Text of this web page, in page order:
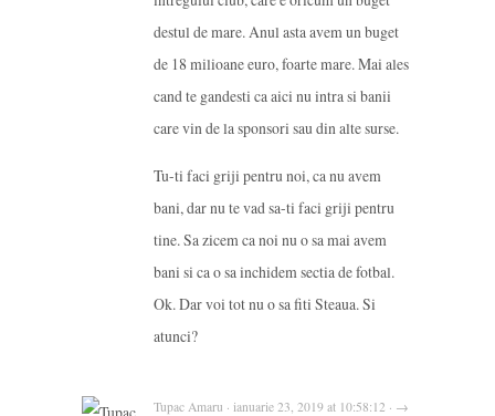
destul de mare. Anul asta avem un buget
de 18 milioane euro, foarte mare. Mai ales
cand te gandesti ca aici nu intra si banii
care vin de la sponsori sau din alte surse.
Tu-ti faci griji pentru noi, ca nu avem
bani, dar nu te vad sa-ti faci griji pentru
tine. Sa zicem ca noi nu o sa mai avem
bani si ca o sa inchidem sectia de fotbal.
Ok. Dar voi tot nu o sa fiti Steaua. Si
atunci?
Tupac Amaru · ianuarie 23, 2019 at 10:58:12 · →